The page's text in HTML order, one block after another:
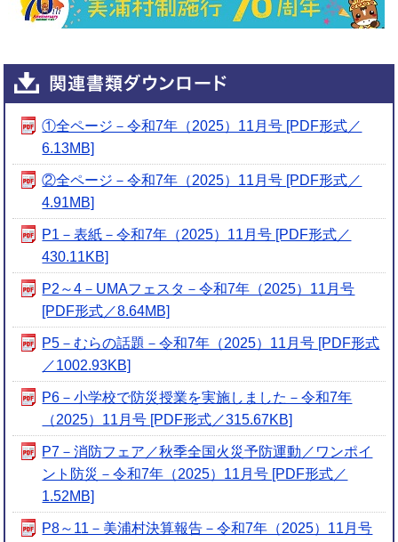
①全ページ－令和7年（2025）11月号 [PDF形式／
6.13MB]
②全ページ－令和7年（2025）11月号 [PDF形式／
4.91MB]
P1－表紙－令和7年（2025）11月号 [PDF形式／
430.11KB]
P2～4－UMAフェスタ－令和7年（2025）11月号
[PDF形式／8.64MB]
P5－むらの話題－令和7年（2025）11月号 [PDF形式
／1002.93KB]
P6－小学校で防災授業を実施しました－令和7年
（2025）11月号 [PDF形式／315.67KB]
P7－消防フェア／秋季全国火災予防運動／ワンポイ
ント防災－令和7年（2025）11月号 [PDF形式／
1.52MB]
P8～11－美浦村決算報告－令和7年（2025）11月号